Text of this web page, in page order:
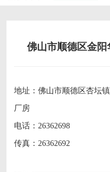
佛山市顺德区金阳
地址：佛山市顺德区杏坛
厂房
电话：26362698
传真：26362692